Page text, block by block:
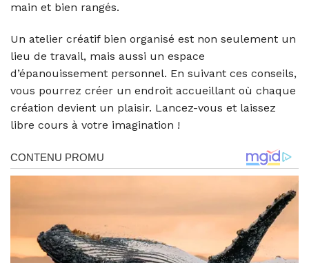
main et bien rangés.
Un atelier créatif bien organisé est non seulement un
lieu de travail, mais aussi un espace
d’épanouissement personnel. En suivant ces conseils,
vous pourrez créer un endroit accueillant où chaque
création devient un plaisir. Lancez-vous et laissez
libre cours à votre imagination !